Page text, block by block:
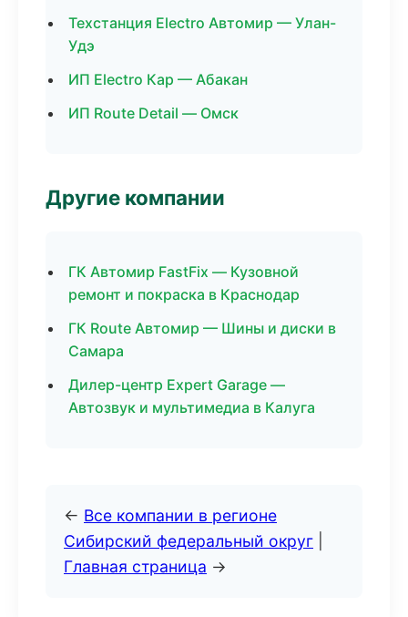
Техстанция Electro Автомир — Улан-
Удэ
ИП Electro Кар — Абакан
ИП Route Detail — Омск
Другие компании
ГК Автомир FastFix — Кузовной
ремонт и покраска в Краснодар
ГК Route Автомир — Шины и диски в
Самара
Дилер-центр Expert Garage —
Автозвук и мультимедиа в Калуга
← Все компании в регионе
Сибирский федеральный округ
Главная страница →